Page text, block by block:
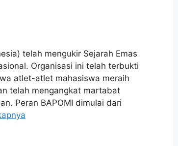
telah mengukir Sejarah Emas
Organisasi ini telah terbukti
atlet-atlet mahasiswa meraih
telah mengangkat martabat
Peran BAPOMI dimulai dari